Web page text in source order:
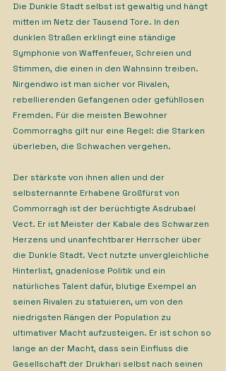
Die Dunkle Stadt selbst ist gewaltig und hängt
mitten im Netz der Tausend Tore. In den
dunklen Straßen erklingt eine ständige
Symphonie von Waffenfeuer, Schreien und
Stimmen, die einen in den Wahnsinn treiben.
Nirgendwo ist man sicher vor Rivalen,
rebellierenden Gefangenen oder gefühllosen
Fremden. Für die meisten Bewohner
Commorraghs gilt nur eine Regel: die Starken
überleben, die Schwachen vergehen.
Der stärkste von ihnen allen und der
selbsternannte Erhabene Großfürst von
Commorragh ist der berüchtigte Asdrubael
Vect. Er ist Meister der Kabale des Schwarzen
Herzens und unanfechtbarer Herrscher über
die Dunkle Stadt. Vect nutzte unvergleichliche
Hinterlist, gnadenlose Politik und ein
natürliches Talent dafür, blutige Exempel an
seinen Rivalen zu statuieren, um von den
niedrigsten Rängen der Population zu
ultimativer Macht aufzusteigen. Er ist schon so
lange an der Macht, dass sein Einfluss die
Gesellschaft der Drukhari selbst nach seinen